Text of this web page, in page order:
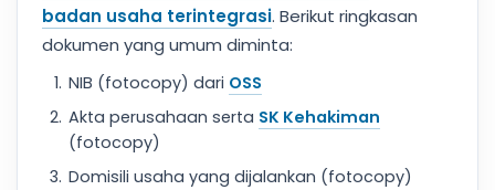
badan usaha terintegrasi. Berikut ringkasan
dokumen yang umum diminta:
NIB (fotocopy) dari OSS
Akta perusahaan serta SK Kehakiman
(fotocopy)
Domisili usaha yang dijalankan (fotocopy)